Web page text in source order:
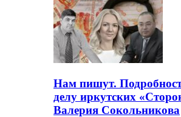
Нам пишут.
делу иркутских
Валерия Сокольникова